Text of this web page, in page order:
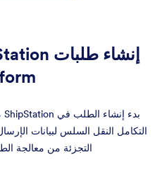
التجزئة من معالجة